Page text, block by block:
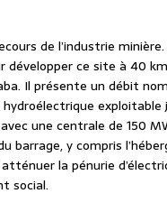
de l’industrie
ce site à 40
Il présente un débit
exploitable
une centrale de 150
barrage, y compris
la pénurie
social.